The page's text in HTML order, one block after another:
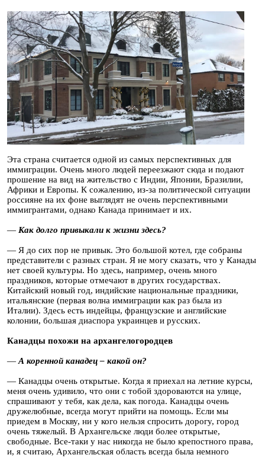
Эта страна считается одной из самых перспективных для
иммиграции. Очень много людей переезжают сюда и подают
прошение на вид на жительство с Индии, Японии, Бразилии,
Африки и Европы. К сожалению, из-за политической ситуации
россияне на их фоне выглядят не очень перспективными
иммигрантами, однако Канада принимает и их.
— Как долго привыкали к жизни здесь?
— Я до сих пор не привык. Это большой котел, где собраны
представители с разных стран. Я не могу сказать, что у Канады
нет своей культуры. Но здесь, например, очень много
праздников, которые отмечают в других государствах.
Китайский новый год, индийские национальные праздники,
итальянские (первая волна иммиграции как раз была из
Италии). Здесь есть индейцы, французские и английские
колонии, большая диаспора украинцев и русских.
Канадцы похожи на архангелогородцев
— А коренной канадец – какой он?
— Канадцы очень открытые. Когда я приехал на летние курсы,
меня очень удивило, что они с тобой здороваются на улице,
спрашивают у тебя, как дела, как погода. Канадцы очень
дружелюбные, всегда могут прийти на помощь. Если мы
приедем в Москву, ни у кого нельзя спросить дорогу, город
очень тяжелый. В Архангельске люди более открытые,
свободные. Все-таки у нас никогда не было крепостного права,
и, я считаю, Архангельская область всегда была немного